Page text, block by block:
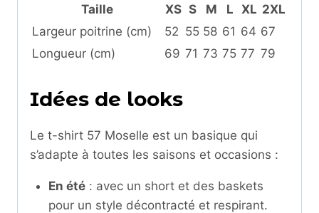
Taille XS S M L XL 2XL
Largeur poitrine (cm)
52 55 58 61 64 67
Longueur (cm)
69 71 73 75 77 79
Idées de looks
Le t-shirt 57 Moselle est un basique qui
s’adapte à toutes les saisons et occasions :
En été: avec un short et des baskets
pour un style décontracté et respirant.